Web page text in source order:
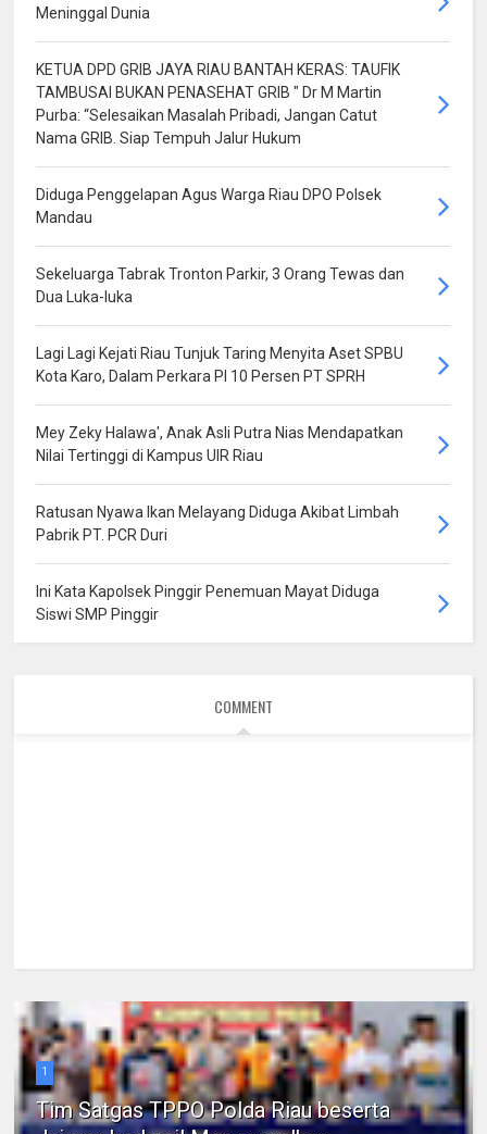
Meninggal Dunia
KETUA DPD GRIB JAYA RIAU BANTAH KERAS: TAUFIK
TAMBUSAI BUKAN PENASEHAT GRIB " Dr M Martin
Purba: “Selesaikan Masalah Pribadi, Jangan Catut
Nama GRIB. Siap Tempuh Jalur Hukum
Diduga Penggelapan Agus Warga Riau DPO Polsek
Mandau
Sekeluarga Tabrak Tronton Parkir, 3 Orang Tewas dan
Dua Luka-luka
Lagi Lagi Kejati Riau Tunjuk Taring Menyita Aset SPBU
Kota Karo, Dalam Perkara PI 10 Persen PT SPRH
Mey Zeky Halawa', Anak Asli Putra Nias Mendapatkan
Nilai Tertinggi di Kampus UIR Riau
Ratusan Nyawa Ikan Melayang Diduga Akibat Limbah
Pabrik PT. PCR Duri
Ini Kata Kapolsek Pinggir Penemuan Mayat Diduga
Siswi SMP Pinggir
COMMENT
1
Tim Satgas TPPO Polda Riau beserta